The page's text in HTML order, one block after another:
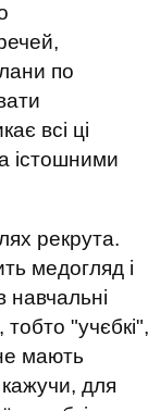
по
всі ці
істошними
рекрута.
медогляд і
навчальні
"учєбкі",
мають
для